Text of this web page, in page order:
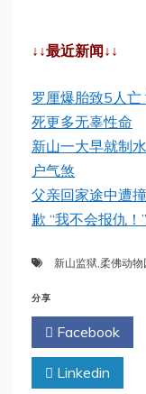
↓↓最近新闻↓↓
罗厘爆胎致5人
死更多无辜性命
新山一大早就制
户气煞
父亲回家途中遭
歉 “我不会报仇！”
新山监狱 柔佛动物
分享
Facebook
Linkedin